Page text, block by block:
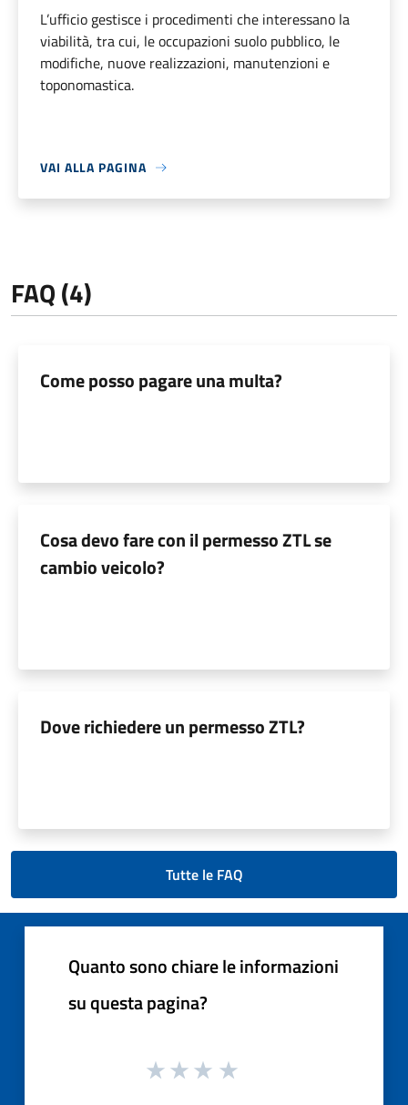
L’ufficio gestisce i procedimenti che interessano la
viabilità, tra cui, le occupazioni suolo pubblico, le
modifiche, nuove realizzazioni, manutenzioni e
toponomastica.
VAI ALLA PAGINA
FAQ (4)
Come posso pagare una multa?
Cosa devo fare con il permesso ZTL se
cambio veicolo?
Dove richiedere un permesso ZTL?
Tutte le FAQ
Quanto sono chiare le informazioni
su questa pagina?